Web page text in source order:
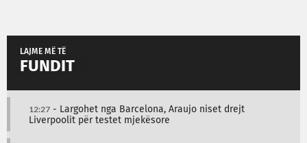
LAJME MË TË
FUNDIT
12:27 - Largohet nga Barcelona, Araujo niset drejt
Liverpoolit për testet mjekësore